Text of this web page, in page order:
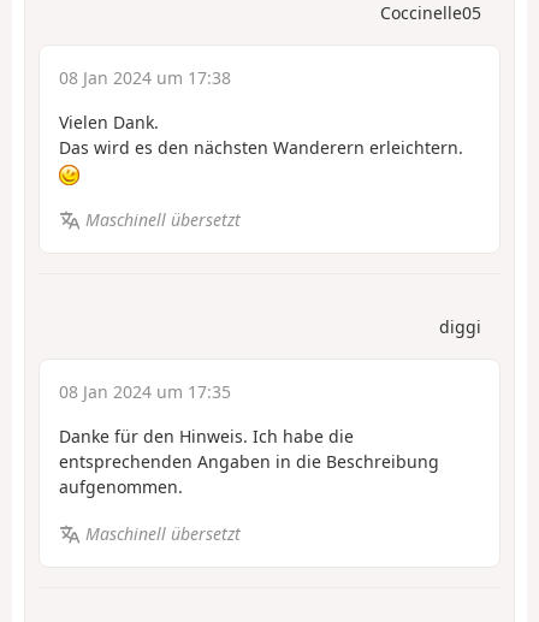
Coccinelle05
08 Jan 2024 um 17:38
Vielen Dank.
Das wird es den nächsten Wanderern erleichtern.
Maschinell übersetzt
diggi
08 Jan 2024 um 17:35
Danke für den Hinweis. Ich habe die
entsprechenden Angaben in die Beschreibung
aufgenommen.
Maschinell übersetzt